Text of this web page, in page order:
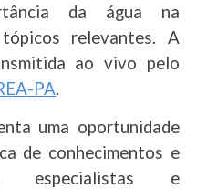
da água na
relevantes. A
ao vivo pelo
PA.
uma oportunidade
de conhecimentos e
especialistas e